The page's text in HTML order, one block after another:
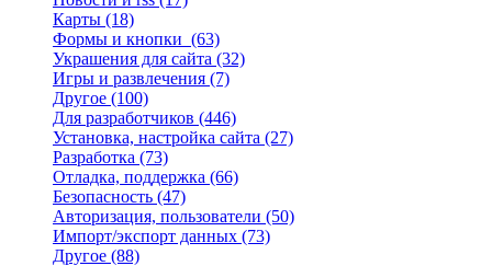
Карты (18)
Формы и кнопки (63)
Украшения для сайта (32)
Игры и развлечения (7)
Другое (100)
Для разработчиков (446)
Установка, настройка сайта (27)
Разработка (73)
Отладка, поддержка (66)
Безопасность (47)
Авторизация, пользователи (50)
Импорт/экспорт данных (73)
Другое (88)